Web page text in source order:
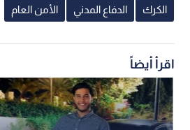
الكرك الدفاع المدني الأمن العام
اقرأ أيضاً